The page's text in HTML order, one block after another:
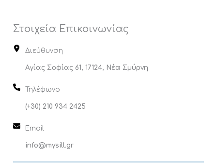
Στοιχεία Επικοινωνίας
Διεύθυνση
Αγίας Σοφίας 61, 17124, Νέα Σμύρνη
Τηλέφωνο
(+30) 210 934 2425
Email
info@mysill.gr